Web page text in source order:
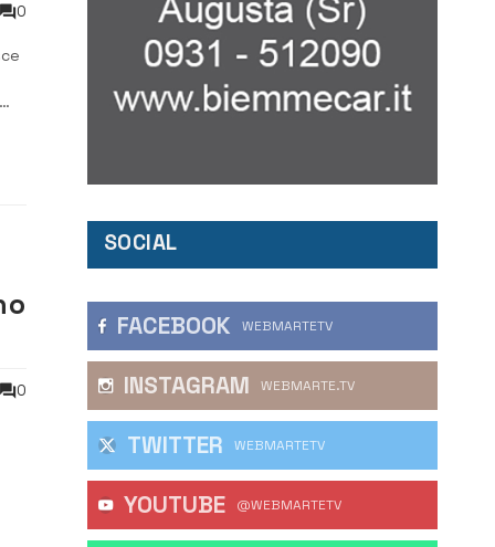
0
0
SOCIAL
FACEBOOK WEBMARTETV
INSTAGRAM WEBMARTE.TV
TWITTER WEBMARTETV
YOUTUBE @WEBMARTETV